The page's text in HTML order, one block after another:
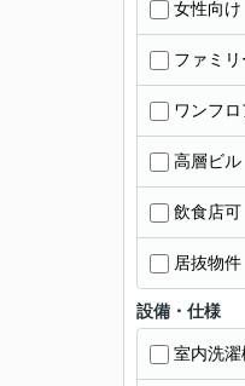
女性向け
ファミ
ワンフロ
高層ビル
飲食店可
居抜物件
設備・仕様
室内洗